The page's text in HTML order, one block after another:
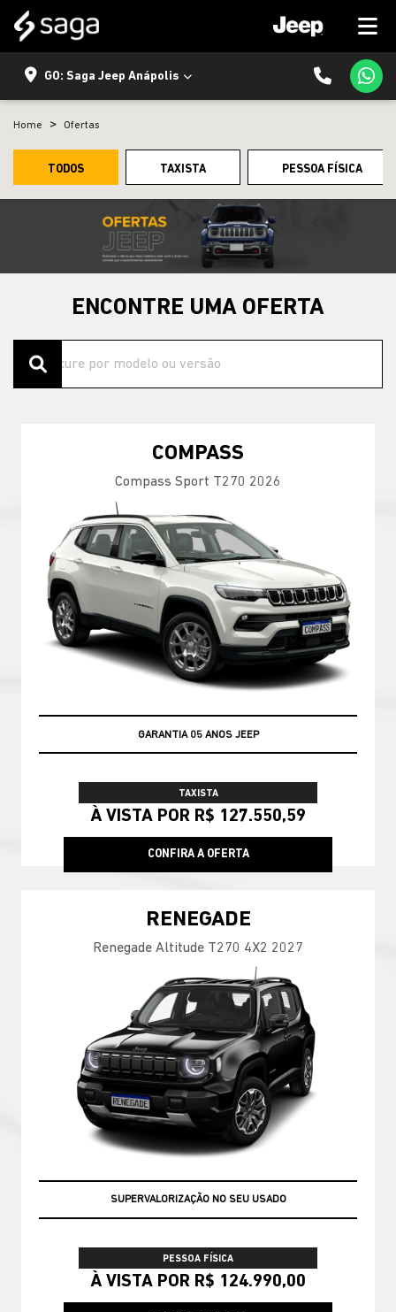
GO: Saga Jeep Anápolis
Home Ofertas
TODOS TAXISTA PESSOA FÍSICA
ENCONTRE UMA OFERTA
COMPASS
Compass Sport T270 2026
GARANTIA 05 ANOS JEEP
TAXISTA
À VISTA POR R$ 127.550,59
CONFIRA A OFERTA
RENEGADE
Renegade Altitude T270 4X2 2027
SUPERVALORIZAÇÃO NO SEU USADO
PESSOA FÍSICA
À VISTA POR R$ 124.990,00